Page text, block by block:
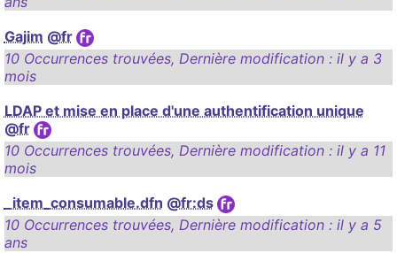
Gajim @fr
10 Occurrences trouvées, Dernière modification : il y a 3
mois
LDAP et mise en place d'une authentification unique
@fr
10 Occurrences trouvées, Dernière modification : il y a 11
mois
_item_consumable.dfn @fr:ds
10 Occurrences trouvées, Dernière modification : il y a 5
ans